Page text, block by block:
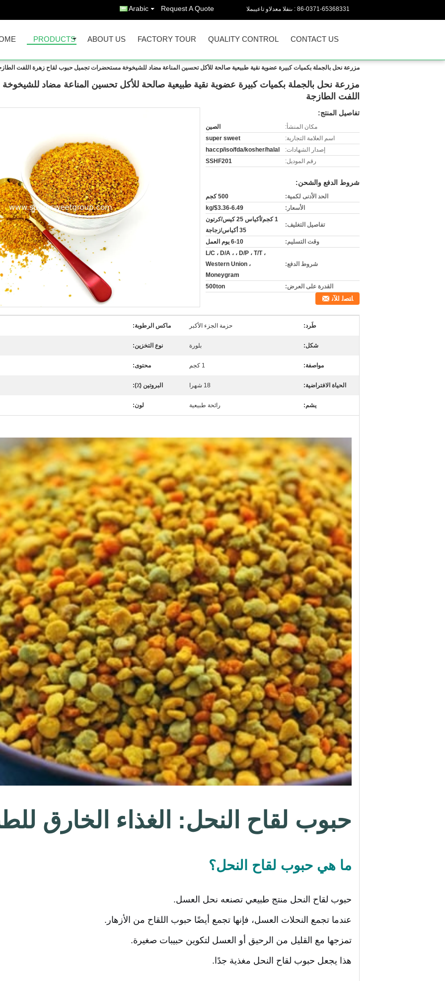
المبيعات والدعم الفنى : 86-0371-65368331
Request A Quote
Arabic
PRODUCTS ABOUT US FACTORY TOUR QUALITY CONTROL CONTACT US
مزرعة نحل بالجملة بكميات كبيرة عضوية نقية طبيعية صالحة للأكل تحسين المناعة مضاد للشيخوخة مستحضرات تجميل حبوب لقاح زهرة اللفت
مزرعة نحل بالجملة بكميات كبيرة عضوية نقية طبيعية صالحة للأكل تحسين المناعة مضاد
اللفت الطازجة
تفاصيل المنتج:
مكان المنشأ:
الصين
اسم العلامة التجارية:
super sweet
إصدار الشهادات:
haccp/iso/fda/kosher/halal
رقم الموديل:
SSHF201
شروط الدفع والشحن:
الحد الأدنى لكمية:
500 كجم
الأسعار:
$3.36-6.49/kg
تفاصيل التغليف:
1 كجم/أكياس 25 كيس/كرتون
35 أكياس/زجاجة
وقت التسليم:
6-10 يوم العمل
شروط الدفع:
L/C ، D/A ، ، D/P ، T/T ،
Western Union ،
Moneygram
القدرة على العرض:
500ton
ﺎﺘﺼﻟ ﺍﻶﻧ
طَرد: حزمة الجزء الأكبر ماكس الرطوبة:
شكل: بلورة نوع التخزين:
مواصفة: 1 كجم محتوى:
الحياة الافتراضية: 18 شهرا البروتين (٪):
يشم: رائحة طبيعية لون:
حبوب لقاح النحل: الغذاء الخارق
ما هي حبوب لقاح النحل؟
حبوب لقاح النحل منتج طبيعي تصنعه نحل العسل.
عندما تجمع النحلات العسل، فإنها تجمع أيضًا حبوب اللقاح من الأزهار.
تمزجها مع القليل من الرحيق أو العسل لتكوين حبيبات صغيرة.
هذا يجعل حبوب لقاح النحل مغذية جدًا.